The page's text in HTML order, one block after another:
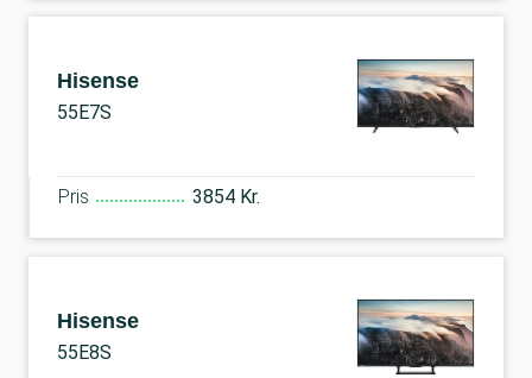
Hisense
55E7S
Pris 3854 Kr.
Hisense
55E8S